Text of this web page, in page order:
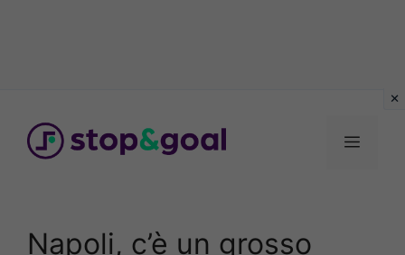
contenuto
Menu
Napoli, c’è un grosso